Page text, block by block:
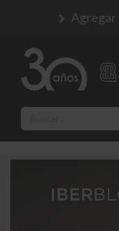
Agregar